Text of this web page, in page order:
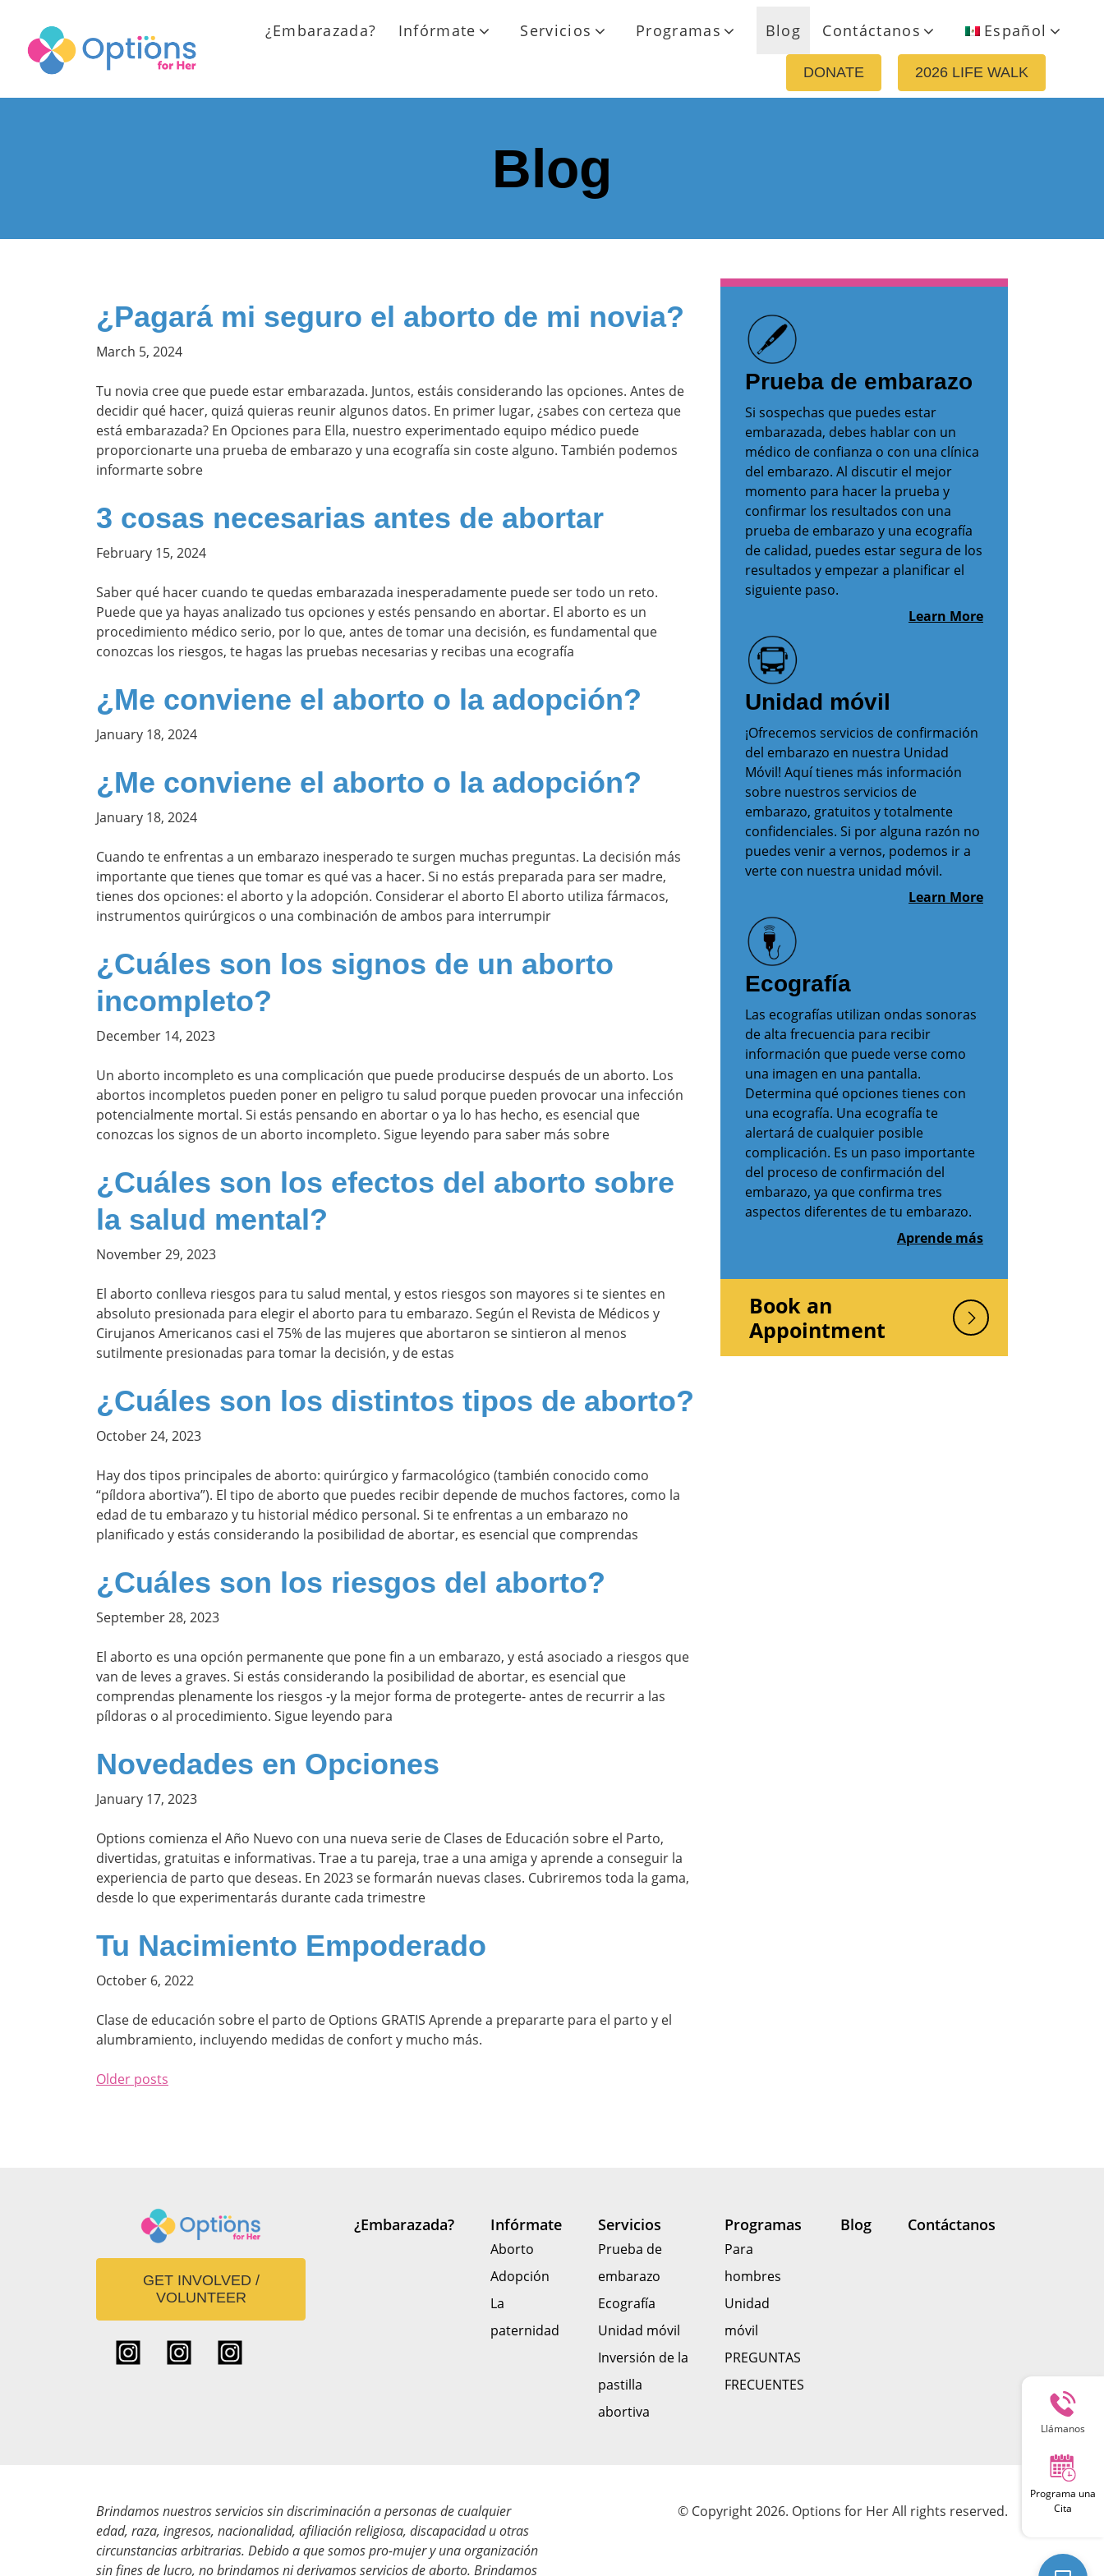
¿Embarazada? Infórmate Servicios Programas Blog Contáctanos Español
DONATE 2026 LIFE WALK
Blog
¿Pagará mi seguro el aborto de mi novia?
March 5, 2024
Tu novia cree que puede estar embarazada. Juntos, estáis considerando las opciones. Antes de
decidir qué hacer, quizá quieras reunir algunos datos. En primer lugar, ¿sabes con certeza que
está embarazada? En Opciones para Ella, nuestro experimentado equipo médico puede
proporcionarte una prueba de embarazo y una ecografía sin coste alguno. También podemos
informarte sobre
3 cosas necesarias antes de abortar
February 15, 2024
Saber qué hacer cuando te quedas embarazada inesperadamente puede ser todo un reto.
Puede que ya hayas analizado tus opciones y estés pensando en abortar. El aborto es un
procedimiento médico serio, por lo que, antes de tomar una decisión, es fundamental que
conozcas los riesgos, te hagas las pruebas necesarias y recibas una ecografía
¿Me conviene el aborto o la adopción?
January 18, 2024
¿Me conviene el aborto o la adopción?
January 18, 2024
Cuando te enfrentas a un embarazo inesperado te surgen muchas preguntas. La decisión más
importante que tienes que tomar es qué vas a hacer. Si no estás preparada para ser madre,
tienes dos opciones: el aborto y la adopción. Considerar el aborto El aborto utiliza fármacos,
instrumentos quirúrgicos o una combinación de ambos para interrumpir
¿Cuáles son los signos de un aborto
incompleto?
December 14, 2023
Un aborto incompleto es una complicación que puede producirse después de un aborto. Los
abortos incompletos pueden poner en peligro tu salud porque pueden provocar una infección
potencialmente mortal. Si estás pensando en abortar o ya lo has hecho, es esencial que
conozcas los signos de un aborto incompleto. Sigue leyendo para saber más sobre
¿Cuáles son los efectos del aborto sobre
la salud mental?
November 29, 2023
El aborto conlleva riesgos para tu salud mental, y estos riesgos son mayores si te sientes en
absoluto presionada para elegir el aborto para tu embarazo. Según el Revista de Médicos y
Cirujanos Americanos casi el 75% de las mujeres que abortaron se sintieron al menos
sutilmente presionadas para tomar la decisión, y de estas
¿Cuáles son los distintos tipos de aborto?
October 24, 2023
Hay dos tipos principales de aborto: quirúrgico y farmacológico (también conocido como
“píldora abortiva”). El tipo de aborto que puedes recibir depende de muchos factores, como la
edad de tu embarazo y tu historial médico personal. Si te enfrentas a un embarazo no
planificado y estás considerando la posibilidad de abortar, es esencial que comprendas
¿Cuáles son los riesgos del aborto?
September 28, 2023
El aborto es una opción permanente que pone fin a un embarazo, y está asociado a riesgos que
van de leves a graves. Si estás considerando la posibilidad de abortar, es esencial que
comprendas plenamente los riesgos -y la mejor forma de protegerte- antes de recurrir a las
píldoras o al procedimiento. Sigue leyendo para
Novedades en Opciones
January 17, 2023
Options comienza el Año Nuevo con una nueva serie de Clases de Educación sobre el Parto,
divertidas, gratuitas e informativas. Trae a tu pareja, trae a una amiga y aprende a conseguir la
experiencia de parto que deseas. En 2023 se formarán nuevas clases. Cubriremos toda la gama,
desde lo que experimentarás durante cada trimestre
Tu Nacimiento Empoderado
October 6, 2022
Clase de educación sobre el parto de Options GRATIS Aprende a prepararte para el parto y el
alumbramiento, incluyendo medidas de confort y mucho más.
Older posts
Prueba de embarazo
Si sospechas que puedes estar
embarazada, debes hablar con un
médico de confianza o con una clínica
del embarazo. Al discutir el mejor
momento para hacer la prueba y
confirmar los resultados con una
prueba de embarazo y una ecografía
de calidad, puedes estar segura de los
resultados y empezar a planificar el
siguiente paso.
Learn More
Unidad móvil
¡Ofrecemos servicios de confirmación
del embarazo en nuestra Unidad
Móvil! Aquí tienes más información
sobre nuestros servicios de
embarazo, gratuitos y totalmente
confidenciales. Si por alguna razón no
puedes venir a vernos, podemos ir a
verte con nuestra unidad móvil.
Learn More
Ecografía
Las ecografías utilizan ondas sonoras
de alta frecuencia para recibir
información que puede verse como
una imagen en una pantalla.
Determina qué opciones tienes con
una ecografía. Una ecografía te
alertará de cualquier posible
complicación. Es un paso importante
del proceso de confirmación del
embarazo, ya que confirma tres
aspectos diferentes de tu embarazo.
Aprende más
Book an
Appointment
GET INVOLVED /
VOLUNTEER
¿Embarazada? Infórmate
Aborto
Adopción
La
paternidad
Servicios
Prueba de
embarazo
Ecografía
Unidad móvil
Inversión de la
pastilla
abortiva
Programas
Para
hombres
Unidad
móvil
PREGUNTAS
FRECUENTES
Blog Contáctanos
Brindamos nuestros servicios sin discriminación a personas de cualquier
edad, raza, ingresos, nacionalidad, afiliación religiosa, discapacidad u otras
circunstancias arbitrarias. Debido a que somos pro-mujer y una organización
sin fines de lucro, no brindamos ni derivamos servicios de aborto. Brindamos
© Copyright 2026. Options for Her All rights reserved.
Llámanos
Programa una
Cita